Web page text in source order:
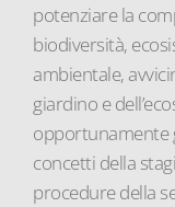
potenziare la
biodiversità,
ambientale,
giardino e
opportunamente
concetti della
procedure della